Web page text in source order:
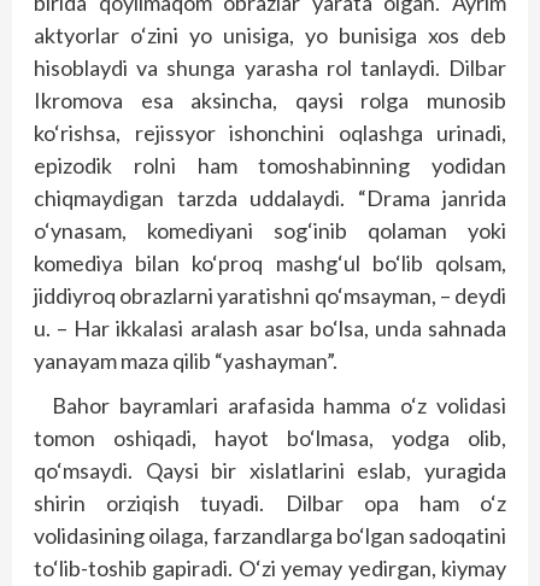
aktyorlar o‘zini yo unisiga, yo bunisiga xos deb
hisoblaydi va shunga yarasha rol tanlaydi. Dilbar
Ikromova esa aksincha, qaysi rolga munosib
ko‘rishsa, rejissyor ishonchini oqlashga urinadi,
epizodik rolni ham tomoshabinning yodidan
chiqmaydigan tarzda uddalaydi. “Drama janrida
o‘ynasam, komediyani sog‘inib qolaman yoki
komediya bilan ko‘proq mashg‘ul bo‘lib qolsam,
jiddiyroq obrazlarni yaratishni qo‘msayman, – deydi
u. – Har ikkalasi aralash asar bo‘lsa, unda sahnada
yanayam maza qilib “yashayman”.
Bahor bayramlari arafasida hamma o‘z volidasi
tomon oshiqadi, hayot bo‘lmasa, yodga olib,
qo‘msaydi. Qaysi bir xislatlarini eslab, yuragida
shirin orziqish tuyadi. Dilbar opa ham o‘z
volidasining oilaga, farzandlarga bo‘lgan sadoqatini
to‘lib-toshib gapiradi. O‘zi yemay yedirgan, kiymay